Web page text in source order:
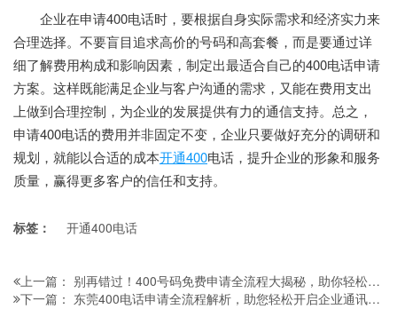
企业在申请400电话时，要根据自身实际需求和经济实力来
合理选择。不要盲目追求高价的号码和高套餐，而是要通过详
细了解费用构成和影响因素，制定出最适合自己的400电话申请
方案。这样既能满足企业与客户沟通的需求，又能在费用支出
上做到合理控制，为企业的发展提供有力的通信支持。总之，
申请400电话的费用并非固定不变，企业只要做好充分的调研和
规划，就能以合适的成本开通400电话，提升企业的形象和服务
质量，赢得更多客户的信任和支持。
标签： 开通400电话
上一篇： 别再错过！400号码免费申请全流程大揭秘，助你轻松拥有专属号码
下一篇： 东莞400电话申请全流程解析，助您轻松开启企业通讯新征程